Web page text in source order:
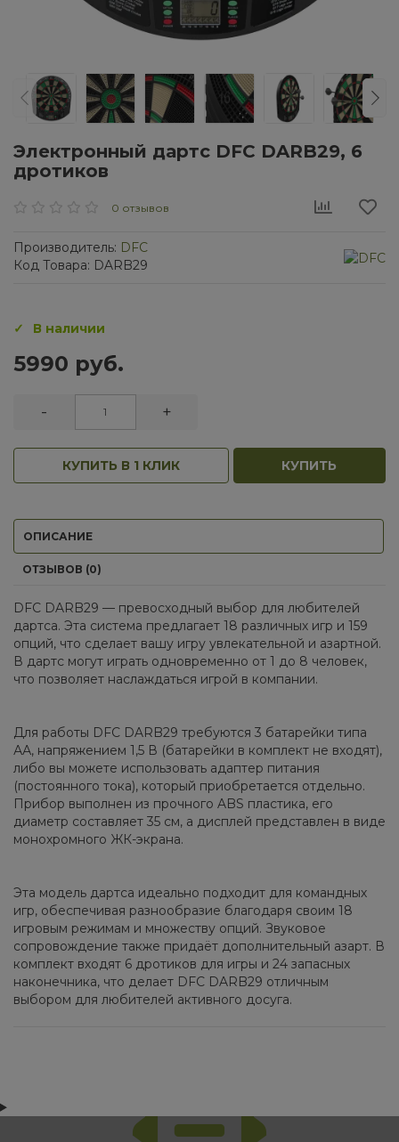
Электронный дартс DFC DARB29, 6
дротиков
0 отзывов
Производитель: DFC
Код Товара: DARB29
В наличии
5990 руб.
- +
КУПИТЬ В 1 КЛИК КУПИТЬ
ОПИСАНИЕ
ОТЗЫВОВ (0)
DFC DARB29 — превосходный выбор для любителей
дартса. Эта система предлагает 18 различных игр и 159
опций, что сделает вашу игру увлекательной и азартной.
В дартс могут играть одновременно от 1 до 8 человек,
что позволяет наслаждаться игрой в компании.
Для работы DFC DARB29 требуются 3 батарейки типа
АА, напряжением 1,5 В (батарейки в комплект не входят),
либо вы можете использовать адаптер питания
(постоянного тока), который приобретается отдельно.
Прибор выполнен из прочного ABS пластика, его
диаметр составляет 35 см, а дисплей представлен в виде
монохромного ЖК-экрана.
Эта модель дартса идеально подходит для командных
игр, обеспечивая разнообразие благодаря своим 18
игровым режимам и множеству опций. Звуковое
сопровождение также придаёт дополнительный азарт. В
комплект входят 6 дротиков для игры и 24 запасных
наконечника, что делает DFC DARB29 отличным
выбором для любителей активного досуга.